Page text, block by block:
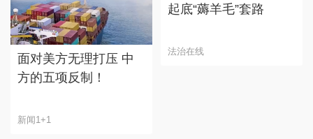
面对美方无理打压 中
方的五项反制！
新闻1+1
起底“薅羊毛”套路
法治在线